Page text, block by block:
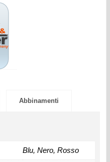
Abbinamenti
Blu, Nero, Rosso